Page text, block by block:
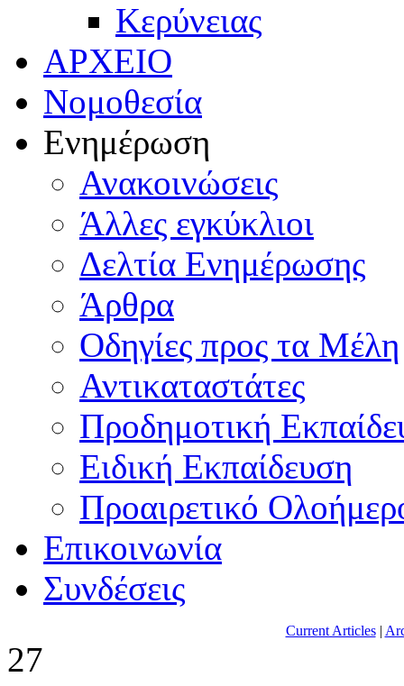
Κερύνειας
ΑΡΧΕΙΟ
Νομοθεσία
Ενημέρωση
Ανακοινώσεις
Άλλες εγκύκλιοι
Δελτία Ενημέρωσης
Άρθρα
Οδηγίες προς τα Μέλη
Αντικαταστάτες
Προδημοτική
Ειδική Εκπαίδευση
Προαιρετικό
Επικοινωνία
Συνδέσεις
Current Articles|
27